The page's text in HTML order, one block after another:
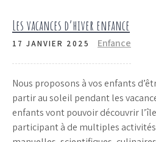
Les vacances d’hiver enfance
17 JANVIER 2025 Enfance
Nous proposons à vos enfants
partir au soleil pendant les
enfants vont pouvoir découvrir
participant à de multiples